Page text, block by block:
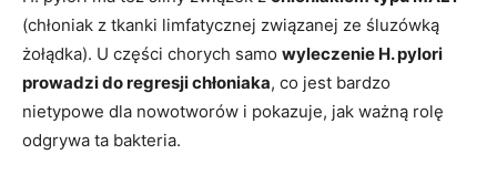
(chłoniak z tkanki limfatycznej związanej ze śluzówką
żołądka). U części chorych samo wyleczenie H. pylori
prowadzi do regresji chłoniaka, co jest bardzo
nietypowe dla nowotworów i pokazuje, jak ważną rolę
odgrywa ta bakteria.